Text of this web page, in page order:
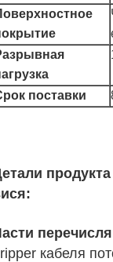
поставки
продукта
:
кабеля